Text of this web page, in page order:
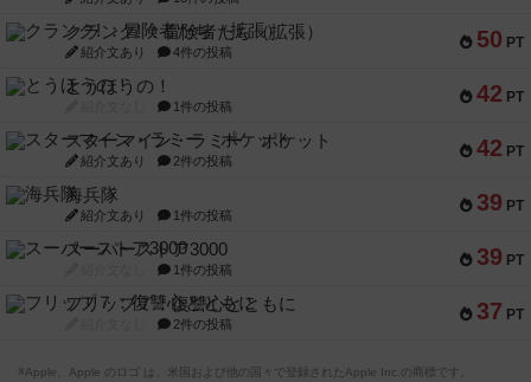
50 PT
クランク! ：冒険者たち（拡張）
紹介文あり 4件の投稿
42 PT
とうほうの！
1件の投稿
42 PT
スターマイン・ラミー ポケット
紹介文あり 2件の投稿
39 PT
海兵隊
紹介文あり 1件の投稿
39 PT
スーパーストア3000
1件の投稿
37 PT
フリップ７：復讐心とともに
2件の投稿
※Apple、Apple のロゴ は、米国および他の国々で登録されたApple Inc.の商標です。